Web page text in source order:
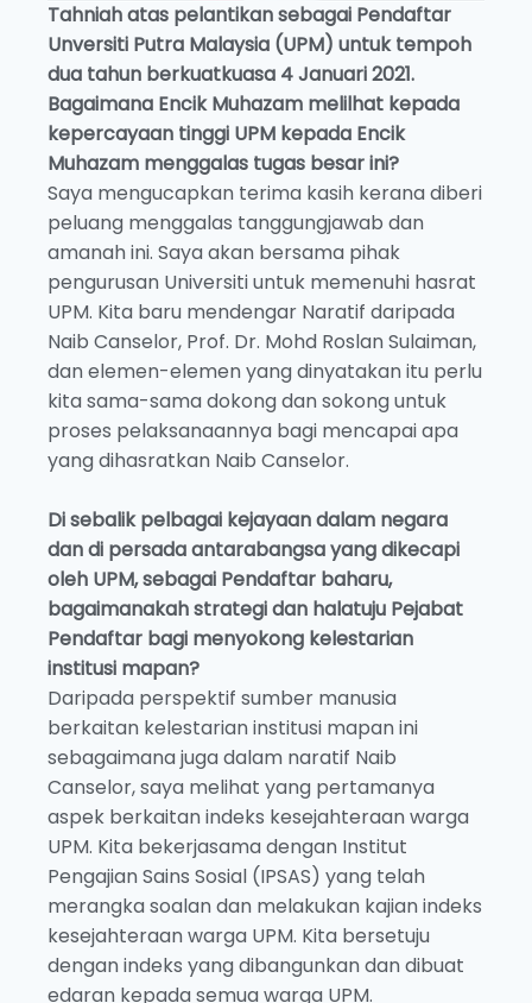
Tahniah atas pelantikan sebagai Pendaftar
Unversiti Putra Malaysia (UPM) untuk tempoh
dua tahun berkuatkuasa 4 Januari 2021.
Bagaimana Encik Muhazam melilhat kepada
kepercayaan tinggi UPM kepada Encik
Muhazam menggalas tugas besar ini?
Saya mengucapkan terima kasih kerana diberi
peluang menggalas tanggungjawab dan
amanah ini. Saya akan bersama pihak
pengurusan Universiti untuk memenuhi hasrat
UPM. Kita baru mendengar Naratif daripada
Naib Canselor, Prof. Dr. Mohd Roslan Sulaiman,
dan elemen-elemen yang dinyatakan itu perlu
kita sama-sama dokong dan sokong untuk
proses pelaksanaannya bagi mencapai apa
yang dihasratkan Naib Canselor.
Di sebalik pelbagai kejayaan dalam negara
dan di persada antarabangsa yang dikecapi
oleh UPM, sebagai Pendaftar baharu,
bagaimanakah strategi dan halatuju Pejabat
Pendaftar bagi menyokong kelestarian
institusi mapan?
Daripada perspektif sumber manusia
berkaitan kelestarian institusi mapan ini
sebagaimana juga dalam naratif Naib
Canselor, saya melihat yang pertamanya
aspek berkaitan indeks kesejahteraan warga
UPM. Kita bekerjasama dengan Institut
Pengajian Sains Sosial (IPSAS) yang telah
merangka soalan dan melakukan kajian indeks
kesejahteraan warga UPM. Kita bersetuju
dengan indeks yang dibangunkan dan dibuat
edaran kepada semua warga UPM.